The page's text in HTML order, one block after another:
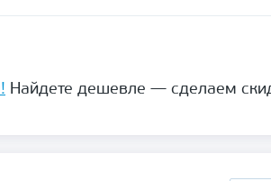
Найдете дешевле — сделаем